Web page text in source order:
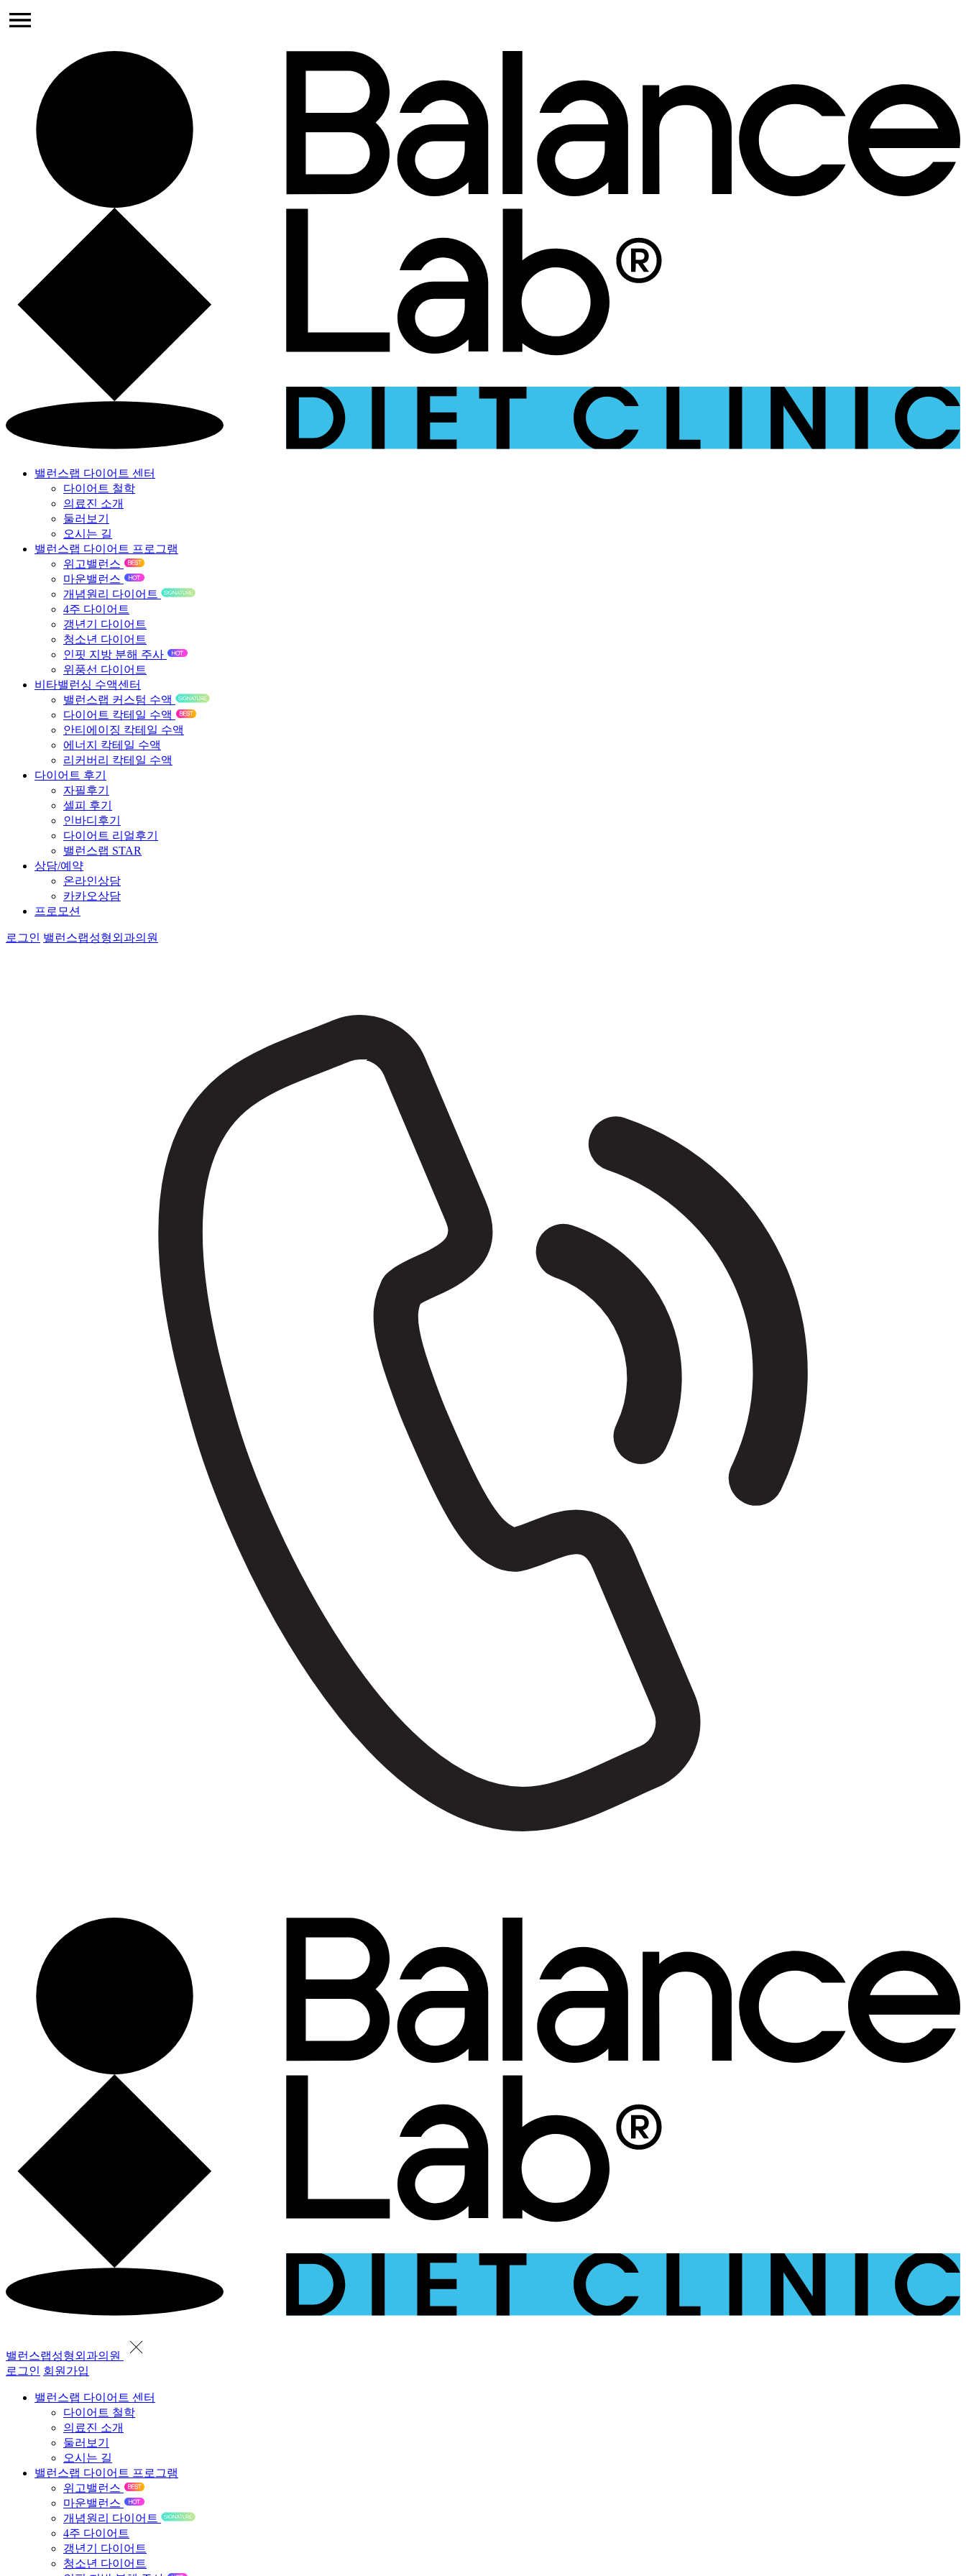
밸런스랩 다이어트 센터
다이어트 철학
의료진 소개
둘러보기
오시는 길
밸런스랩 다이어트 프로그램
위고밸런스
마운밸런스
개념원리 다이어트
4주 다이어트
갱년기 다이어트
청소년 다이어트
인핏 지방 분해 주사
위풍선 다이어트
비타밸런싱 수액센터
밸런스랩 커스텀 수액
다이어트 칵테일 수액
안티에이징 칵테일 수액
에너지 칵테일 수액
리커버리 칵테일 수액
다이어트 후기
자필후기
셀피 후기
인바디후기
다이어트 리얼후기
밸런스랩 STAR
상담/예약
온라인상담
카카오상담
프로모션
로그인 밸런스랩성형외과의원
밸런스랩성형외과의원
로그인 회원가입
밸런스랩 다이어트 센터
다이어트 철학
의료진 소개
둘러보기
오시는 길
밸런스랩 다이어트 프로그램
위고밸런스
마운밸런스
개념원리 다이어트
4주 다이어트
갱년기 다이어트
청소년 다이어트